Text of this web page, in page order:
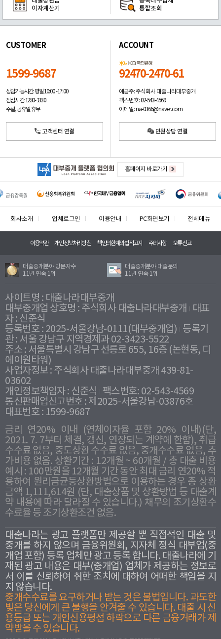
이자계산기
통합조회
CUSTOMER
1599-9687
상담가능시간: 평일10:00 -17:00
점심시간: 12:30 - 13:30
주말, 공휴일 휴무
고객센터 연결
ACCOUNT
92470-2470-61
예금주: 주식회사 대출나라대부중개
팩스번호: 02-543-4569
이메일: na-0366@naver.com
민원상담 연결
홈페이지 바로가기
회사소개 업체로그인 이용안내 PC화면보기 전체메뉴
이용약관 개인정보처리방침 책임의한계와법적고지 주의사항 오류신고
대출중개분야 방문자수
11년 연속 1위
대출중개분야 대출문의
11년 연속 1위
사이트명 : 대출나라대부중개
대부중개업 상호명 : 주식회사 대출나라대부중개
대표
자 : 신준식
등록번호 : 2025-서울강남-0111(대부중개업) 등록기
관 : 서울 강남구 지역경제과 02-3423-5522
주소 : 서울특별시 강남구 선릉로 655, 16층 (논현동, 디
에이원타워)
사업자정보 : 주식회사 대출나라대부중개 439-81-
03602
개인정보책임자 : 신준식
팩스번호: 02-543-4569
통신판매업신고번호 : 제2025-서울강남-03876호
대표번호 : 1599-9687
금리 연20% 이내 (연체이자율 포함 20% 이내)(단,
2021. 7. 7부터 체결, 갱신, 연장되는 계약에 한함), 취급
수수료 없음, 중도상환 수수료 없음, 중개수수료 없음, 추
가비용 없음. 상환기간 : 12개월 ~ 60개월 / 총 대출 비용
예시 : 100만원을 12개월 기간 동안 최대 금리 연20% 적
용하여 원리금균등상환방법으로 이용하는 경우 총 상환
금액 1,111,614원 (단, 대출상품 및 상환방법 등 대출계
약 내용에 따라 달라질 수 있습니다.) 채무의 조기상환수
수료율 등 조기상환조건 없음.
대출나라는 광고 플랫폼만 제공할 뿐 직접적인 대출 및
중개를 하지 않으며 금융위원회, 지자체 정식 대부업(중
개업 포함) 등록 업체만 광고 등록 합니다. 대출나라에 기
재된 광고 내용은 대부(중개업) 업체가 제공하는 정보로
서 이를 신뢰하여 취한 조치에 대하여 어떠한 책임을 지
지 않습니다.
중개수수료를 요구하거나 받는 것은 불법입니다. 과도한
빛은 당신에게 큰 불행을 안겨줄 수 있습니다. 대출 시 신
용등급 또는 개인신용평점 하락으로 다른 금융거래가 제
약받을 수 있습니다.